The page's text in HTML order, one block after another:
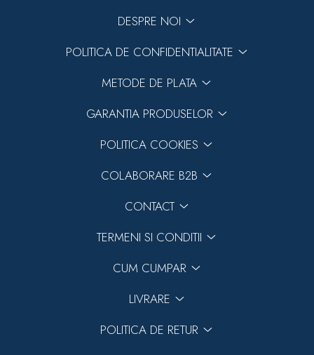
DESPRE NOI
POLITICA DE CONFIDENTIALITATE
METODE DE PLATA
GARANTIA PRODUSELOR
POLITICA COOKIES
COLABORARE B2B
CONTACT
TERMENI SI CONDITII
CUM CUMPAR
LIVRARE
POLITICA DE RETUR